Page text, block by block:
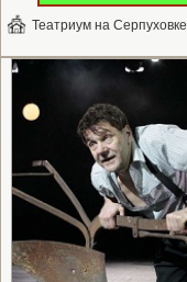
Театриум на Серпуховке